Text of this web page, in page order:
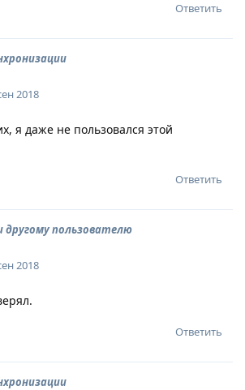
Ответить
2018
я даже не пользовался этой
Ответить
другому пользователю
2018
Ответить